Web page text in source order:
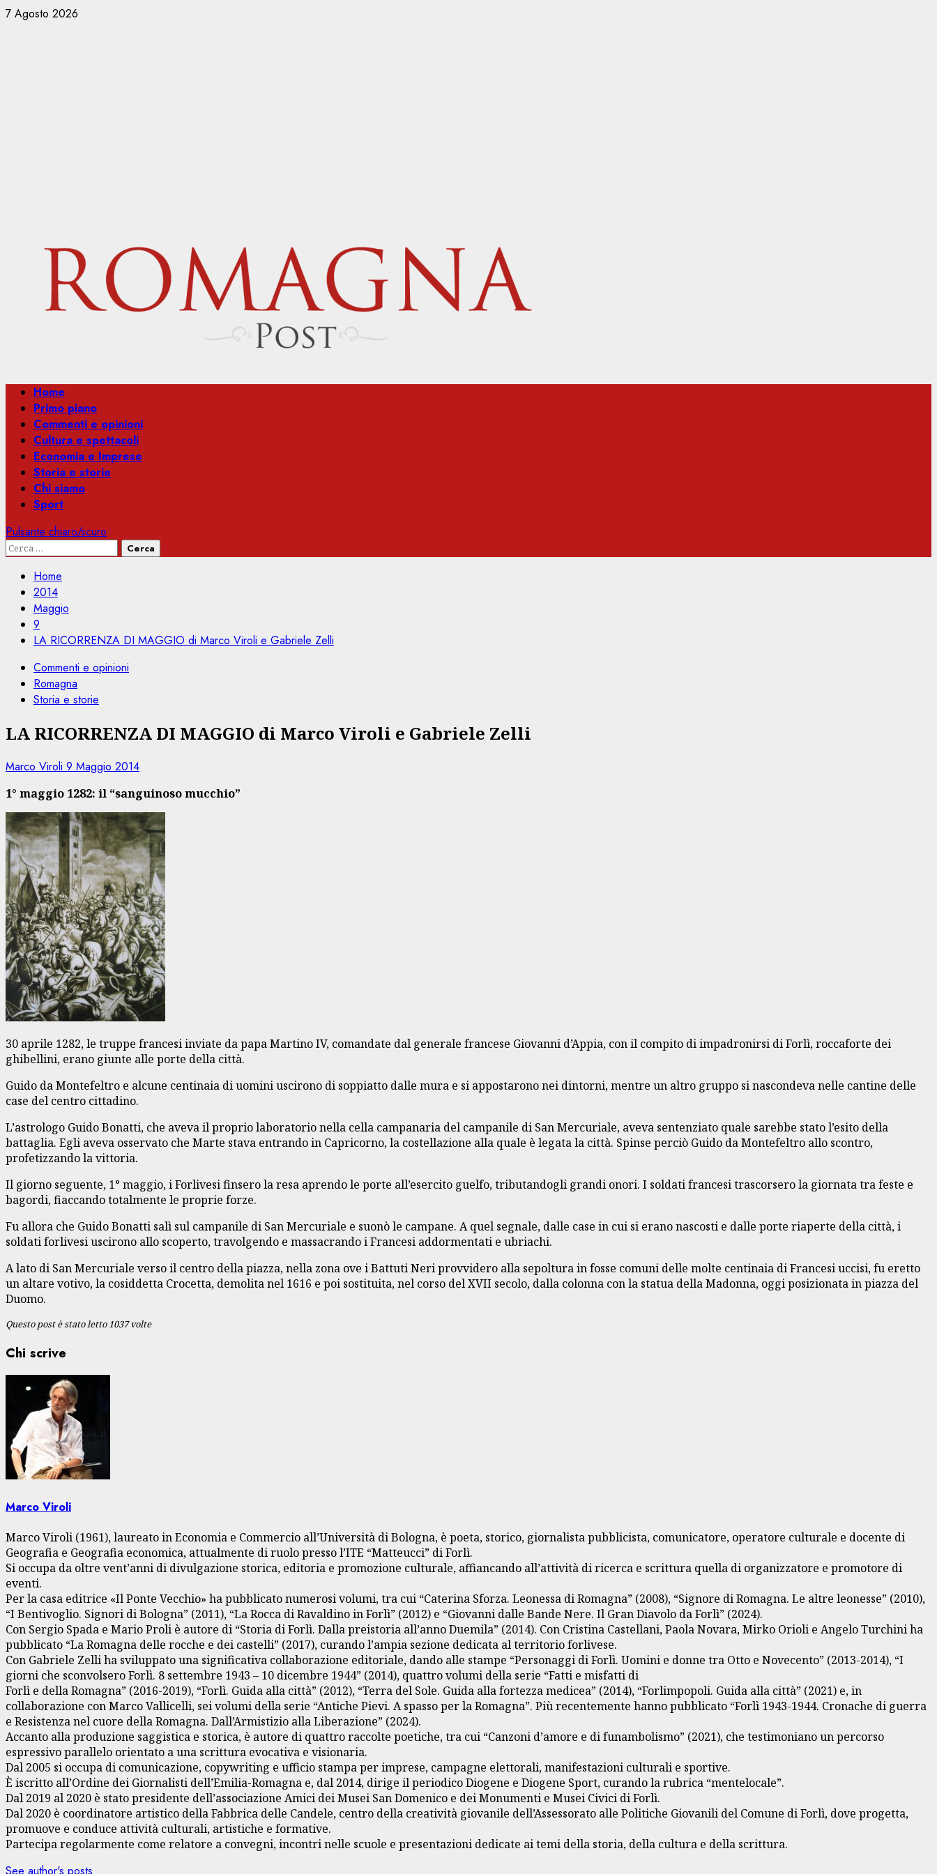
Vai
7 Agosto 2026
Menu
principale
Home
Primo piano
Commenti e opinioni
Cultura e spettacoli
Economia e Imprese
Storia e storie
Chi siamo
Sport
Pulsante chiaro/scuro
Ricerca
Home
2014
Maggio
9
LA RICORRENZA DI MAGGIO di Marco Viroli e Gabriele Zelli
Commenti e opinioni
Romagna
Storia e storie
LA RICORRENZA DI MAGGIO di Marco Viroli e Gabriele Zelli
Marco Viroli 9 Maggio 2014
1° maggio 1282: il “sanguinoso mucchio”
30 aprile 1282, le truppe francesi inviate da papa Martino IV, comandate dal generale francese Giovanni d’Appia, con il compito di impadronirsi di Forlì, roccaforte dei
ghibellini, erano giunte alle porte della città.
Guido da Montefeltro e alcune centinaia di uomini uscirono di soppiatto dalle mura e si appostarono nei dintorni, mentre un altro gruppo si nascondeva nelle cantine delle
case del centro cittadino.
L’astrologo Guido Bonatti, che aveva il proprio laboratorio nella cella campanaria del campanile di San Mercuriale, aveva sentenziato quale sarebbe stato l’esito della
battaglia. Egli aveva osservato che Marte stava entrando in Capricorno, la costellazione alla quale è legata la città. Spinse perciò Guido da Montefeltro allo scontro,
profetizzando la vittoria.
Il giorno seguente, 1° maggio, i Forlivesi finsero la resa aprendo le porte all’esercito guelfo, tributandogli grandi onori. I soldati francesi trascorsero la giornata tra feste e
bagordi, fiaccando totalmente le proprie forze.
Fu allora che Guido Bonatti salì sul campanile di San Mercuriale e suonò le campane. A quel segnale, dalle case in cui si erano nascosti e dalle porte riaperte della città, i
soldati forlivesi uscirono allo scoperto, travolgendo e massacrando i Francesi addormentati e ubriachi.
A lato di San Mercuriale verso il centro della piazza, nella zona ove i Battuti Neri provvidero alla sepoltura in fosse comuni delle molte centinaia di Francesi uccisi, fu eretto
un altare votivo, la cosiddetta Crocetta, demolita nel 1616 e poi sostituita, nel corso del XVII secolo, dalla colonna con la statua della Madonna, oggi posizionata in piazza del
Duomo.
Questo post è stato letto 1037 volte
Chi scrive
Marco Viroli
Marco Viroli (1961), laureato in Economia e Commercio all’Università di Bologna, è poeta, storico, giornalista pubblicista, comunicatore, operatore culturale e docente di
Geografia e Geografia economica, attualmente di ruolo presso l’ITE “Matteucci” di Forlì.
Si occupa da oltre vent’anni di divulgazione storica, editoria e promozione culturale, affiancando all’attività di ricerca e scrittura quella di organizzatore e promotore di
eventi.
Per la casa editrice «Il Ponte Vecchio» ha pubblicato numerosi volumi, tra cui “Caterina Sforza. Leonessa di Romagna” (2008), “Signore di Romagna. Le altre leonesse” (2010),
“I Bentivoglio. Signori di Bologna” (2011), “La Rocca di Ravaldino in Forlì” (2012) e “Giovanni dalle Bande Nere. Il Gran Diavolo da Forlì” (2024).
Con Sergio Spada e Mario Proli è autore di “Storia di Forlì. Dalla preistoria all’anno Duemila” (2014). Con Cristina Castellani, Paola Novara, Mirko Orioli e Angelo Turchini ha
pubblicato “La Romagna delle rocche e dei castelli” (2017), curando l’ampia sezione dedicata al territorio forlivese.
Con Gabriele Zelli ha sviluppato una significativa collaborazione editoriale, dando alle stampe “Personaggi di Forlì. Uomini e donne tra Otto e Novecento” (2013-2014), “I
giorni che sconvolsero Forlì. 8 settembre 1943 – 10 dicembre 1944” (2014), quattro volumi della serie “Fatti e misfatti di
Forlì e della Romagna” (2016-2019), “Forlì. Guida alla città” (2012), “Terra del Sole. Guida alla fortezza medicea” (2014), “Forlimpopoli. Guida alla città” (2021) e, in
collaborazione con Marco Vallicelli, sei volumi della serie “Antiche Pievi. A spasso per la Romagna”. Più recentemente hanno pubblicato “Forlì 1943-1944. Cronache di guerra
e Resistenza nel cuore della Romagna. Dall’Armistizio alla Liberazione” (2024).
Accanto alla produzione saggistica e storica, è autore di quattro raccolte poetiche, tra cui “Canzoni d’amore e di funambolismo” (2021), che testimoniano un percorso
espressivo parallelo orientato a una scrittura evocativa e visionaria.
Dal 2005 si occupa di comunicazione, copywriting e ufficio stampa per imprese, campagne elettorali, manifestazioni culturali e sportive.
È iscritto all’Ordine dei Giornalisti dell’Emilia-Romagna e, dal 2014, dirige il periodico Diogene e Diogene Sport, curando la rubrica “mentelocale”.
Dal 2019 al 2020 è stato presidente dell’associazione Amici dei Musei San Domenico e dei Monumenti e Musei Civici di Forlì.
Dal 2020 è coordinatore artistico della Fabbrica delle Candele, centro della creatività giovanile dell’Assessorato alle Politiche Giovanili del Comune di Forlì, dove progetta,
promuove e conduce attività culturali, artistiche e formative.
Partecipa regolarmente come relatore a convegni, incontri nelle scuole e presentazioni dedicate ai temi della storia, della cultura e della scrittura.
See author's posts